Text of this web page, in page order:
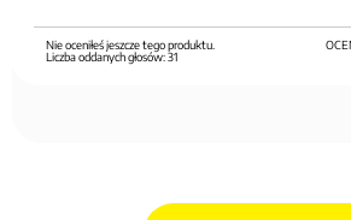
Nie oceniłeś jeszcze tego produktu.
Liczba oddanych głosów:31